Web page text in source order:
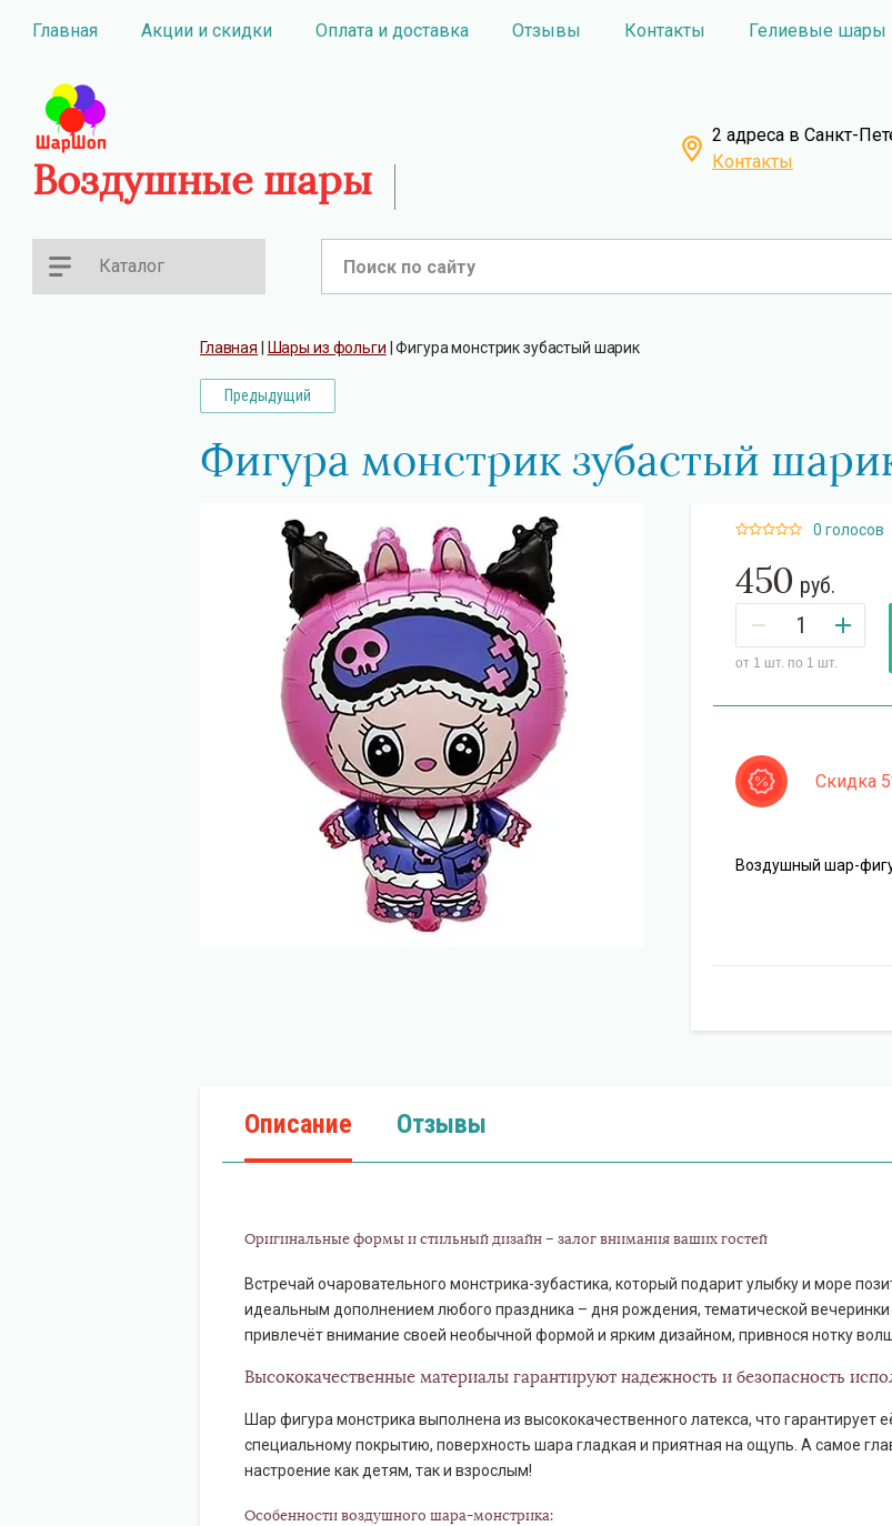
Главная Акции и скидки Оплата и доставка Отзывы Контакты Гелиевые шары
Воздушные шары
2 адреса в Санкт-
Контакты
Каталог
Главная Шары из фольги | Фигура монстрик зубастый шарик
Предыдущий
Фигура монстрик зубастый
0 голосов
450 руб.
от 1 шт. по 1 шт.
Скидка
Воздушный шар-
Описание Отзывы
Оригинальные формы и стильный дизайн – залог внимания ваших гостей
Встречай очаровательного монстрика-зубастика, который подарит улыбку и море
идеальным дополнением любого праздника – дня рождения, тематической
привлечёт внимание своей необычной формой и ярким дизайном, привнося нотку
Высококачественные материалы гарантируют надежность и безопасность
Шар фигура монстрика выполнена из высококачественного латекса, что гарантирует
специальному покрытию, поверхность шара гладкая и приятная на ощупь. А самое
настроение как детям, так и взрослым!
Особенности воздушного шара-монстрика: